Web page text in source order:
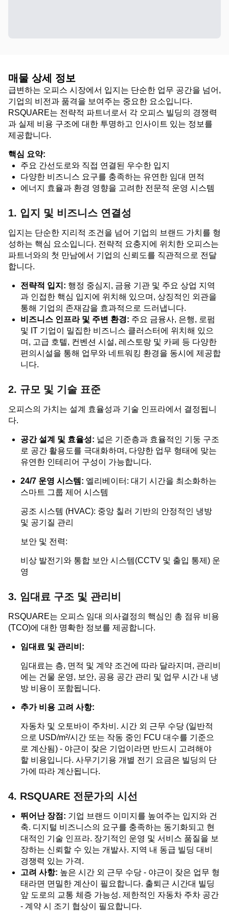
매물 상세 정보
급변하는 오피스 시장에서 입지는 단순한 업무 공간을 넘어,
기업의 비전과 품격을 보여주는 중요한 요소입니다.
RSQUARE는 전략적 파트너로서 각 오피스 빌딩의 경쟁력
과 실제 비용 구조에 대한 투명하고 인사이트 있는 정보를
제공합니다.
핵심 요약:
주요 간선도로와 직접 연결된 우수한 입지
다양한 비즈니스 요구를 충족하는 유연한 임대 면적
에너지 효율과 환경 영향을 고려한 전문적 운영 시스템
1. 입지 및 비즈니스 연결성
입지는 단순한 지리적 조건을 넘어 기업의 브랜드 가치를 형
성하는 핵심 요소입니다. 전략적 요충지에 위치한 오피스는
파트너와의 첫 만남에서 기업의 신뢰도를 직관적으로 전달
합니다.
전략적 입지: 행정 중심지, 금융 기관 및 주요 상업 지역
과 인접한 핵심 입지에 위치해 있으며, 상징적인 외관을
통해 기업의 존재감을 효과적으로 드러냅니다.
비즈니스 인프라 및 주변 환경: 주요 금융사, 은행, 로펌
및 IT 기업이 밀집한 비즈니스 클러스터에 위치해 있으
며, 고급 호텔, 컨벤션 시설, 레스토랑 및 카페 등 다양한
편의시설을 통해 업무와 네트워킹 환경을 동시에 제공합
니다.
2. 규모 및 기술 표준
오피스의 가치는 설계 효율성과 기술 인프라에서 결정됩니
다.
공간 설계 및 효율성: 넓은 기준층과 효율적인 기둥 구조
로 공간 활용도를 극대화하며, 다양한 업무 형태에 맞는
유연한 인테리어 구성이 가능합니다.
24/7 운영 시스템: 엘리베이터: 대기 시간을 최소화하는
스마트 그룹 제어 시스템
공조 시스템 (HVAC): 중앙 칠러 기반의 안정적인 냉방
및 공기질 관리
보안 및 전력:
비상 발전기와 통합 보안 시스템(CCTV 및 출입 통제) 운
영
3. 임대료 구조 및 관리비
RSQUARE는 오피스 임대 의사결정의 핵심인 총 점유 비용
(TCO)에 대한 명확한 정보를 제공합니다.
임대료 및 관리비:
임대료는 층, 면적 및 계약 조건에 따라 달라지며, 관리비
에는 건물 운영, 보안, 공용 공간 관리 및 업무 시간 내 냉
방 비용이 포함됩니다.
추가 비용 고려 사항:
자동차 및 오토바이 주차비. 시간 외 근무 수당 (일반적
으로 USD/m²/시간 또는 작동 중인 FCU 대수를 기준으
로 계산됨) - 야근이 잦은 기업이라면 반드시 고려해야
할 비용입니다. 사무기기용 개별 전기 요금은 빌딩의 단
가에 따라 계산됩니다.
4. RSQUARE 전문가의 시선
뛰어난 장점: 기업 브랜드 이미지를 높여주는 입지와 건
축. 디지털 비즈니스의 요구를 충족하는 동기화되고 현
대적인 기술 인프라. 장기적인 운영 및 서비스 품질을 보
장하는 신뢰할 수 있는 개발사. 지역 내 동급 빌딩 대비
경쟁력 있는 가격.
고려 사항: 높은 시간 외 근무 수당 - 야근이 잦은 업무 형
태라면 면밀한 계산이 필요합니다. 출퇴근 시간대 빌딩
앞 도로의 교통 체증 가능성. 제한적인 자동차 주차 공간
- 계약 시 조기 협상이 필요합니다.